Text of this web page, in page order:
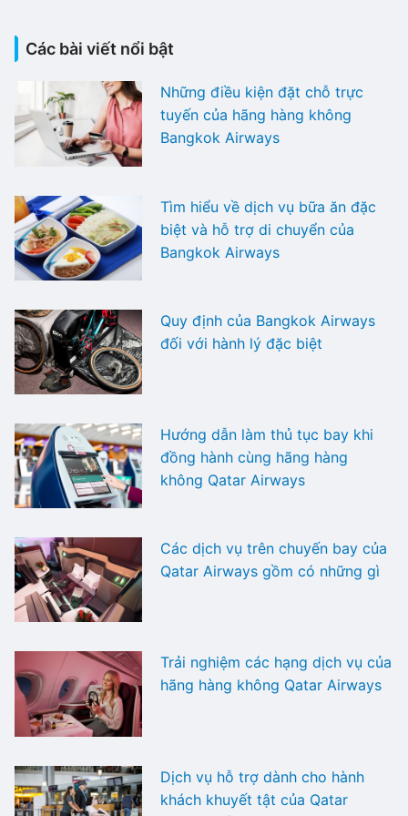
Các bài viết nổi bật
Những điều kiện đặt chỗ trực
tuyến của hãng hàng không
Bangkok Airways
Tìm hiểu về dịch vụ bữa ăn đặc
biệt và hỗ trợ di chuyển của
Bangkok Airways
Quy định của Bangkok Airways
đối với hành lý đặc biệt
Hướng dẫn làm thủ tục bay khi
đồng hành cùng hãng hàng
không Qatar Airways
Các dịch vụ trên chuyến bay của
Qatar Airways gồm có những gì
Trải nghiệm các hạng dịch vụ của
hãng hàng không Qatar Airways
Dịch vụ hỗ trợ dành cho hành
khách khuyết tật của Qatar